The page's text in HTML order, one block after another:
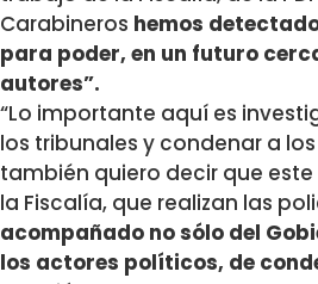
Carabineros hemos
para poder, en un futuro
autores”.
“Lo importante aquí es
los tribunales y condenar a
también quiero decir que
la Fiscalía, que realizan las
acompañado no sólo del
los actores políticos, de